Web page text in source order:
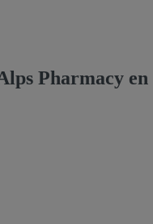
Pharmacy en